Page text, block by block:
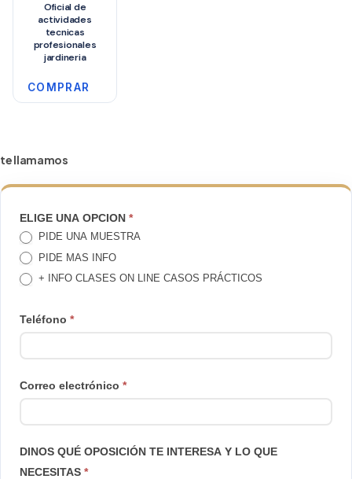
Oficial de
actividades
tecnicas
profesionales
jardineria
COMPRAR
te llamamos
TE
LLAMAMOS
ELIGE UNA OPCION *
PIDE UNA MUESTRA
PIDE MAS INFO
+ INFO CLASES ON LINE CASOS PRÁCTICOS
Teléfono *
Correo electrónico *
DINOS QUÉ OPOSICIÓN TE INTERESA Y LO QUE
NECESITAS *